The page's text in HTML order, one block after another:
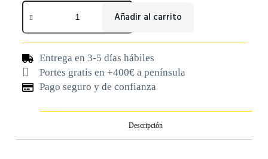
Añadir al carrito
Entrega en 3-5 días hábiles
Portes gratis en +400€ a península
Pago seguro y de confianza
Descripción